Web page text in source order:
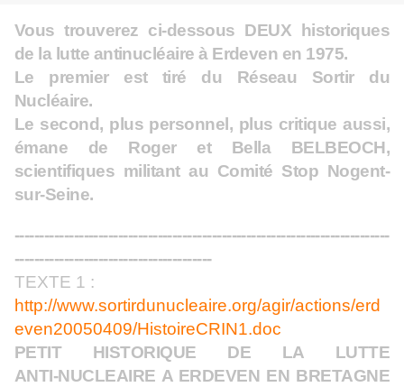
Vous trouverez ci-dessous DEUX historiques
de la lutte antinucléaire à Erdeven en 1975.
Le premier est tiré du Réseau Sortir du
Nucléaire.
Le second, plus personnel, plus critique aussi,
émane de Roger et Bella BELBEOCH,
scientifiques militant au Comité Stop Nogent-
sur-Seine.
----------------------------------------------------------------------------
----------------------------------------
TEXTE 1 :
http://www.sortirdunucleaire.org/agir/actions/erd
even20050409/HistoireCRIN1.doc
PETIT HISTORIQUE DE LA LUTTE
ANTI‑NUCLEAIRE A ERDEVEN EN BRETAGNE